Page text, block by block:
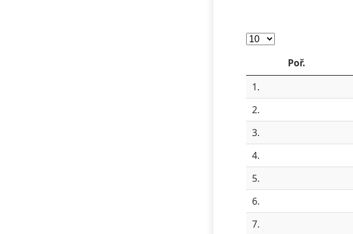
Poř.
1.
2.
3.
4.
5.
6.
7.